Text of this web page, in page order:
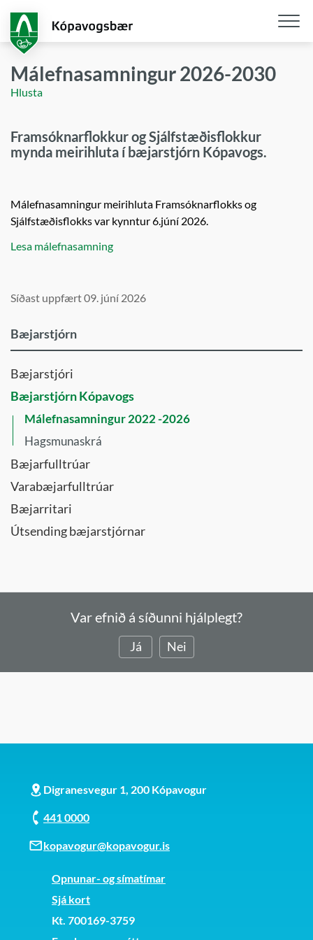
aðalefni
Málefnasamningur 2026-2030
Hlusta
Framsóknarflokkur og Sjálfstæðisflokkur
mynda meirihluta í bæjarstjórn Kópavogs.
Málefnasamningur meirihluta Framsóknarflokks og
Sjálfstæðisflokks var kynntur 6.júní 2026.
Lesa málefnasamning
Síðast uppfært 09. júní 2026
Bæjarstjórn
Bæjarstjóri
Bæjarstjórn Kópavogs
Málefnasamningur 2022 -2026
Hagsmunaskrá
Bæjarfulltrúar
Varabæjarfulltrúar
Bæjarritari
Útsending bæjarstjórnar
Var efnið á síðunni hjálplegt?
Já Nei
Opna
Digranesvegur 1, 200 Kópavogur
441 0000
kopavogur@kopavogur.is
Opnunar- og símatímar
Sjá kort
Kt. 700169-3759